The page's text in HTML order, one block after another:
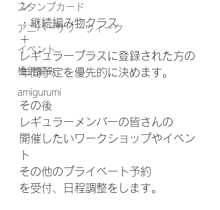
スタンプカード
アニバーサリーウィーク
イベント
棒針編み
amigurumi
ン
・継続編み物クラス
＋
レギュラープラスに登録された方の
年間予定を優先的に決めます。
その後
レギュラーメンバーの皆さんの
開催したいワークショップやイベン
ト
その他のプライベート予約
を受付、日程調整をします。